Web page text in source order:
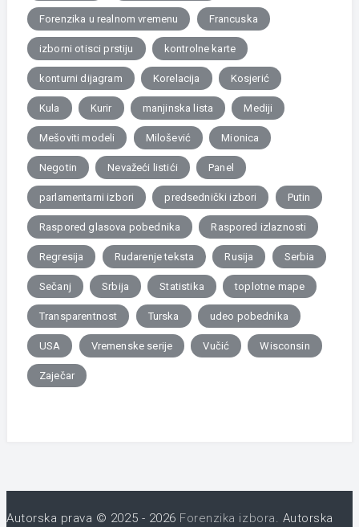
Forenzika u realnom vremenu Francuska
izborni otisci prstiju kontrolne karte
konturni dijagram Korelacija Kosjerić
Kula Kurir manjinska lista Mediji
Mešoviti modeli Milošević Mionica
Negotin Nevažeći listići Panel
parlamentarni izbori predsednički izbori Putin
Raspored glasova pobednika Raspored izlaznosti
Regresija Rudarenje teksta Rusija Serbia
Sečanj Srbija Statistika toplotne mape
Transparentnost Turska udeo pobednika
USA Vremenske serije Vučić Wisconsin
Zaječar
Autorska prava © 2025 - 2026 Forenzika izbora. Autorska